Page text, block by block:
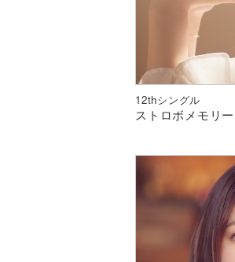
12thシングル
ストロボメモリー